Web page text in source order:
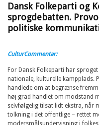
Dansk Folkeparti og
sprogdebatten.
politiske
CulturCommentar:
For Dansk Folkeparti har
nationale, kulturelle kampplads.
handlede om at begrænse
høj grad handlet om modstand
selvfølgelig tilsat lidt ekstra, når
tolkning i det offentlige – rettet
modersmålsundervisning i